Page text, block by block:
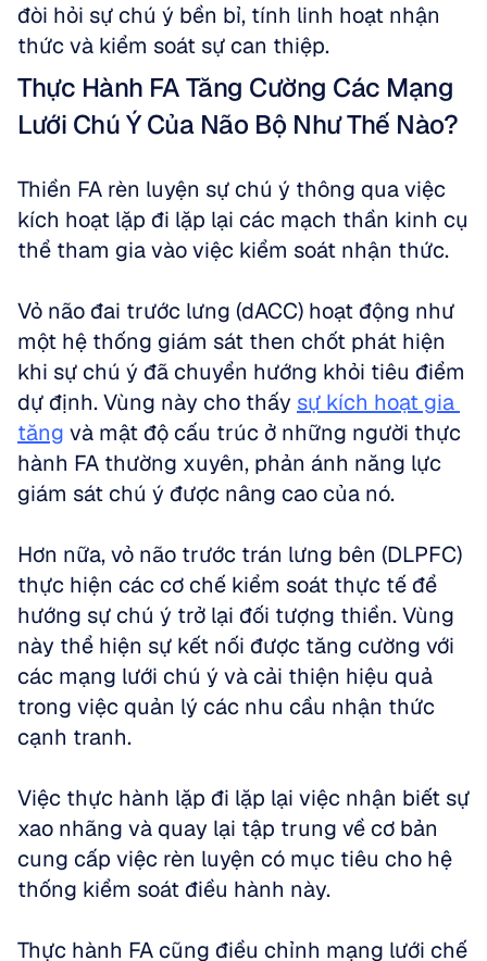
đòi hỏi sự chú ý bền bỉ, tính linh hoạt nhận
thức và kiểm soát sự can thiệp.
Thực Hành FA Tăng Cường Các Mạng
Lưới Chú Ý Của Não Bộ Như Thế Nào?
Thiền FA rèn luyện sự chú ý thông qua việc
kích hoạt lặp đi lặp lại các mạch thần kinh cụ
thể tham gia vào việc kiểm soát nhận thức.
Vỏ não đai trước lưng (dACC) hoạt động như
một hệ thống giám sát then chốt phát hiện
khi sự chú ý đã chuyển hướng khỏi tiêu điểm
dự định. Vùng này cho thấy sự kích hoạt gia
tăng và mật độ cấu trúc ở những người thực
hành FA thường xuyên, phản ánh năng lực
giám sát chú ý được nâng cao của nó.
Hơn nữa, vỏ não trước trán lưng bên (DLPFC)
thực hiện các cơ chế kiểm soát thực tế để
hướng sự chú ý trở lại đối tượng thiền. Vùng
này thể hiện sự kết nối được tăng cường với
các mạng lưới chú ý và cải thiện hiệu quả
trong việc quản lý các nhu cầu nhận thức
cạnh tranh.
Việc thực hành lặp đi lặp lại việc nhận biết sự
xao nhãng và quay lại tập trung về cơ bản
cung cấp việc rèn luyện có mục tiêu cho hệ
thống kiểm soát điều hành này.
Thực hành FA cũng điều chỉnh mạng lưới chế